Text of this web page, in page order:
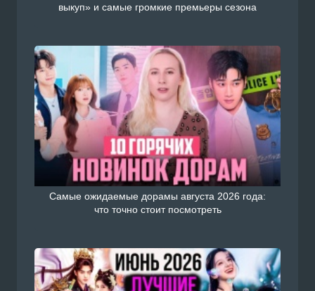
выкуп» и самые громкие премьеры сезона
Самые ожидаемые дорамы августа 2026 года:
что точно стоит посмотреть